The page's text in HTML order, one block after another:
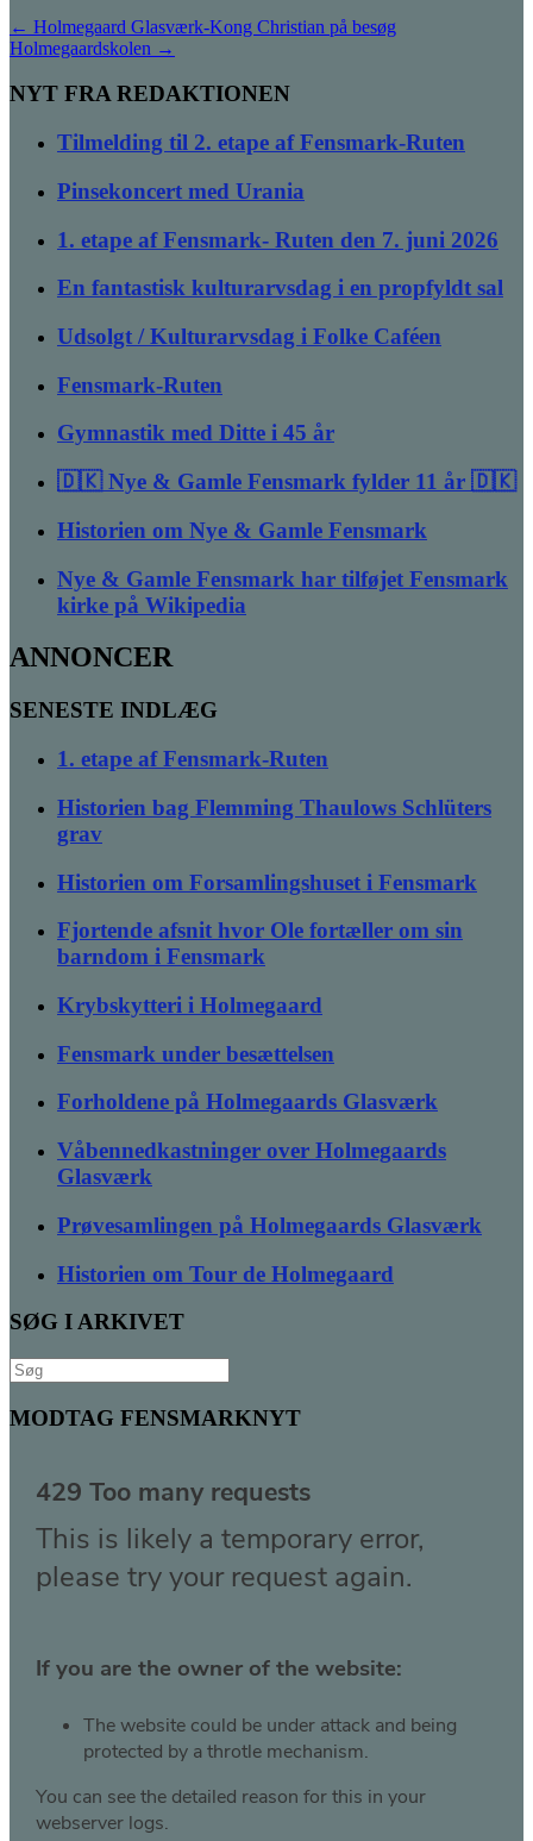
← Holmegaard Glasværk-Kong Christian på besøg
Holmegaardskolen →
NYT FRA REDAKTIONEN
Tilmelding til 2. etape af Fensmark-Ruten
Pinsekoncert med Urania
1. etape af Fensmark- Ruten den 7. juni 2026
En fantastisk kulturarvsdag i en propfyldt sal
Udsolgt / Kulturarvsdag i Folke Caféen
Fensmark-Ruten
Gymnastik med Ditte i 45 år
🇩🇰 Nye & Gamle Fensmark fylder 11 år 🇩🇰
Historien om Nye & Gamle Fensmark
Nye & Gamle Fensmark har tilføjet Fensmark
kirke på Wikipedia
ANNONCER
SENESTE INDLÆG
1. etape af Fensmark-Ruten
Historien bag Flemming Thaulows Schlüters
grav
Historien om Forsamlingshuset i Fensmark
Fjortende afsnit hvor Ole fortæller om sin
barndom i Fensmark
Krybskytteri i Holmegaard
Fensmark under besættelsen
Forholdene på Holmegaards Glasværk
Våbennedkastninger over Holmegaards
Glasværk
Prøvesamlingen på Holmegaards Glasværk
Historien om Tour de Holmegaard
SØG I ARKIVET
Søg
efter:
MODTAG FENSMARKNYT